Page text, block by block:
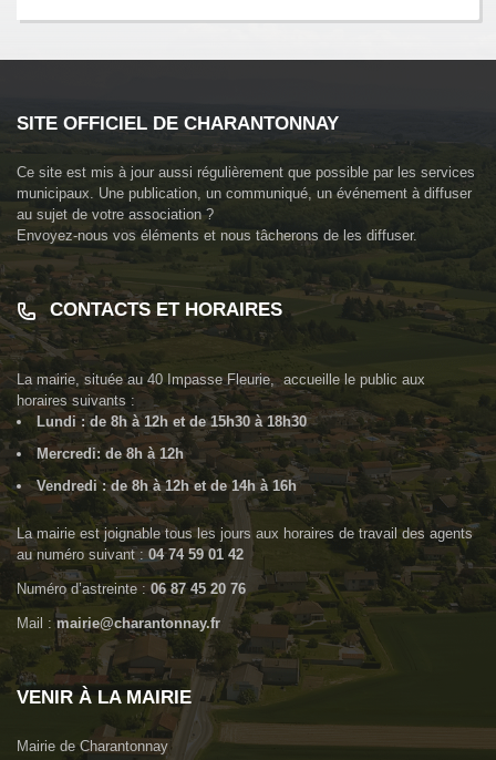
SITE OFFICIEL DE CHARANTONNAY
Ce site est mis à jour aussi régulièrement que possible par les services
municipaux. Une publication, un communiqué, un événement à diffuser
au sujet de votre association ?
Envoyez-nous vos éléments et nous tâcherons de les diffuser.
CONTACTS ET HORAIRES
La mairie, située au 40 Impasse Fleurie, accueille le public aux
horaires suivants :
Lundi : de 8h à 12h et de 15h30 à 18h30
Mercredi: de 8h à 12h
Vendredi : de 8h à 12h et de 14h à 16h
La mairie est joignable tous les jours aux horaires de travail des agents
au numéro suivant : 04 74 59 01 42
Numéro d’astreinte : 06 87 45 20 76
Mail : mairie@charantonnay.fr
VENIR À LA MAIRIE
Mairie de Charantonnay